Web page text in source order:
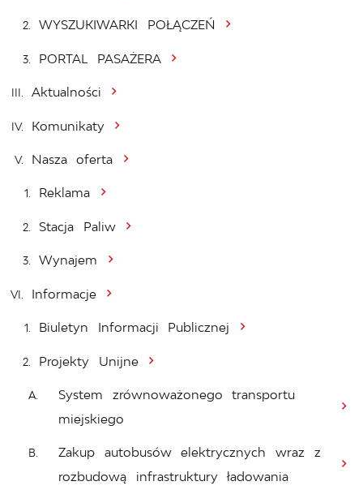
WYSZUKIWARKI POŁĄCZEŃ
PORTAL PASAŻERA
Aktualności
Komunikaty
Nasza oferta
Reklama
Stacja Paliw
Wynajem
Informacje
Biuletyn Informacji Publicznej
Projekty Unijne
System zrównoważonego transportu
miejskiego
Zakup autobusów elektrycznych wraz z
rozbudową infrastruktury ładowania